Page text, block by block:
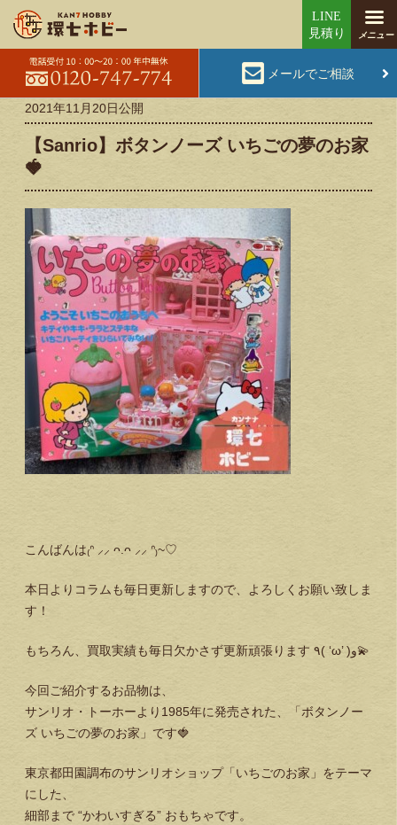
メールでご相談
2021年11月20日公開
【Sanrio】ボタンノーズ いちごの夢のお家
🍓
こんばんは₍ᐢ ⸝⸝ ᴖ.ᴖ ⸝⸝ ᐢ₎~♡
本日よりコラムも毎日更新しますので、よろしくお願い致しま
す！
もちろん、買取実績も毎日欠かさず更新頑張ります ٩( ‘ω’ )و💫
今回ご紹介するお品物は、
サンリオ・トーホーより1985年に発売された、「ボタンノー
ズ いちごの夢のお家」です🍓
東京都田園調布のサンリオショップ「いちごのお家」をテーマ
にした、
細部まで “かわいすぎる” おもちゃです。